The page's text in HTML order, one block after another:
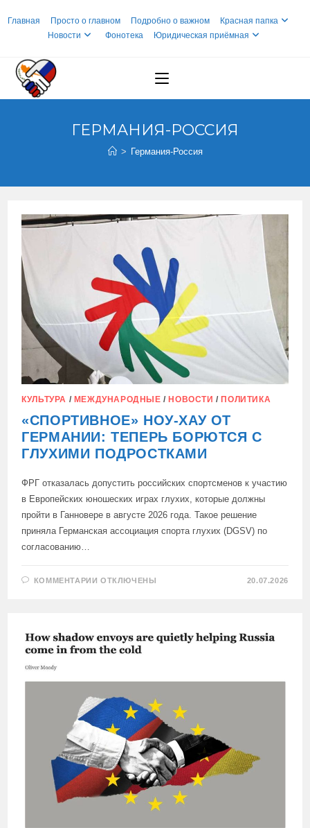
Главная Просто о главном Подробно о важном
Красная папка
Новости
Фонотека Юридическая приёмная
ГЕРМАНИЯ-РОССИЯ
> Германия-Россия
КУЛЬТУРА / МЕЖДУНАРОДНЫЕ / НОВОСТИ / ПОЛИТИКА
«СПОРТИВНОЕ» НОУ‑ХАУ ОТ
ГЕРМАНИИ: ТЕПЕРЬ БОРЮТСЯ С
ГЛУХИМИ ПОДРОСТКАМИ
ФРГ отказалась допустить российских спортсменов к участию
в Европейских юношеских играх глухих, которые должны
пройти в Ганновере в августе 2026 года. Такое решение
приняла Германская ассоциация спорта глухих (DGSV) по
согласованию…
КОММЕНТАРИИ К
ТЕПЕРЬ
БОРЮТСЯ С
ГЛУХИМИ
ОТКЛЮЧЕНЫ 20.07.2026